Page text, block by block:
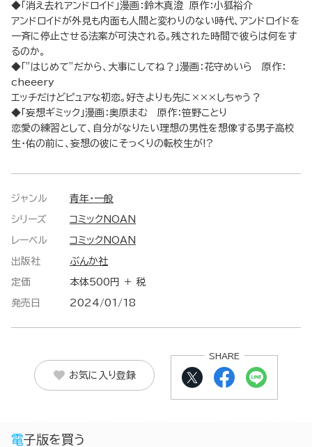
◆「消え去れアンドロイド」漫画：鈴木真澄 原作：小狐裕介
アンドロイドが外見も内面も人間と変わりのない時代、アンドロイドを
一斉に停止させる法案が可決される。残された時間で彼らは何をす
るのか。
◆「”はじめて”だから、大事にしてね？」漫画：花守めいら 原作：
cheeery
エッチだけどピュアな初恋。好きよりも先に×××しちゃう？
◆「妄想ギミック」漫画：奥原まむ 原作：笹野ことり
恋愛の練習として、自分がなりたい理想の男性を想像する男子高校
生・佑の前に、妄想の彼にそっくりの転校生が!?
ジャンル 青年・一般
シリーズ コミックNOAN
レーベル コミックNOAN
出版社 ぶんか社
定価 本体500円 ＋ 税
発売日 2024/01/18
お気に入り登録
SHARE
電子版を買う